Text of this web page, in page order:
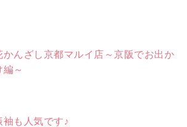
かんざし京都マルイ店～京阪でお出か
編～
袖も人気です♪